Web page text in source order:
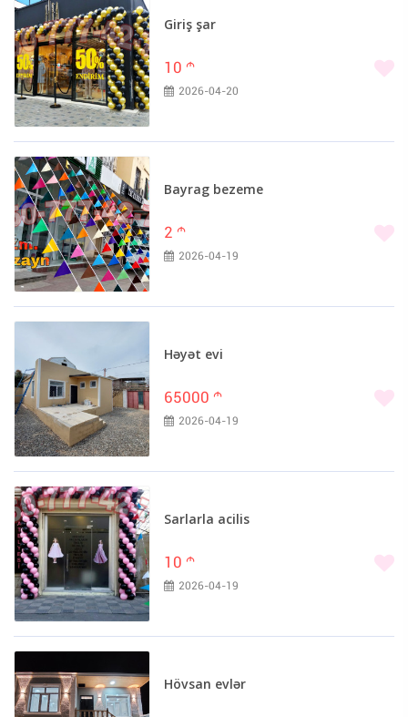
Giriş şar
10 m
2026-04-20
Bayrag bezeme
2 m
2026-04-19
Həyət evi
65000 m
2026-04-19
Sarlarla acilis
10 m
2026-04-19
Hövsan evlər